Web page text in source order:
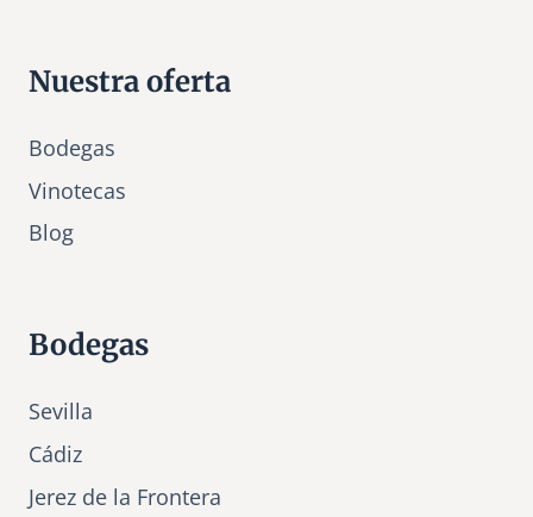
Nuestra oferta
Bodegas
Vinotecas
Blog
Bodegas
Sevilla
Cádiz
Jerez de la Frontera